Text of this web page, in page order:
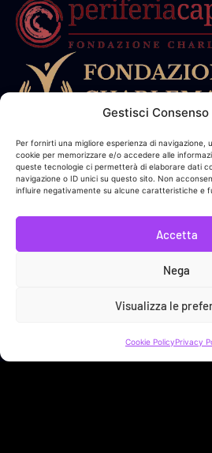
Gestisci Consenso
Per fornirti una migliore esperienza di navigazione,
cookie per memorizzare e/o accedere alle
queste tecnologie ci permetterà di elaborare dati
navigazione o ID unici su questo sito. Non
influire negativamente su alcune caratteristiche e
Accetta
Nega
Visualizza le
Cookie PolicyPrivacy
Link Utili
Sostieni Sveja!
Bacheca Donatore
Cookie Policy